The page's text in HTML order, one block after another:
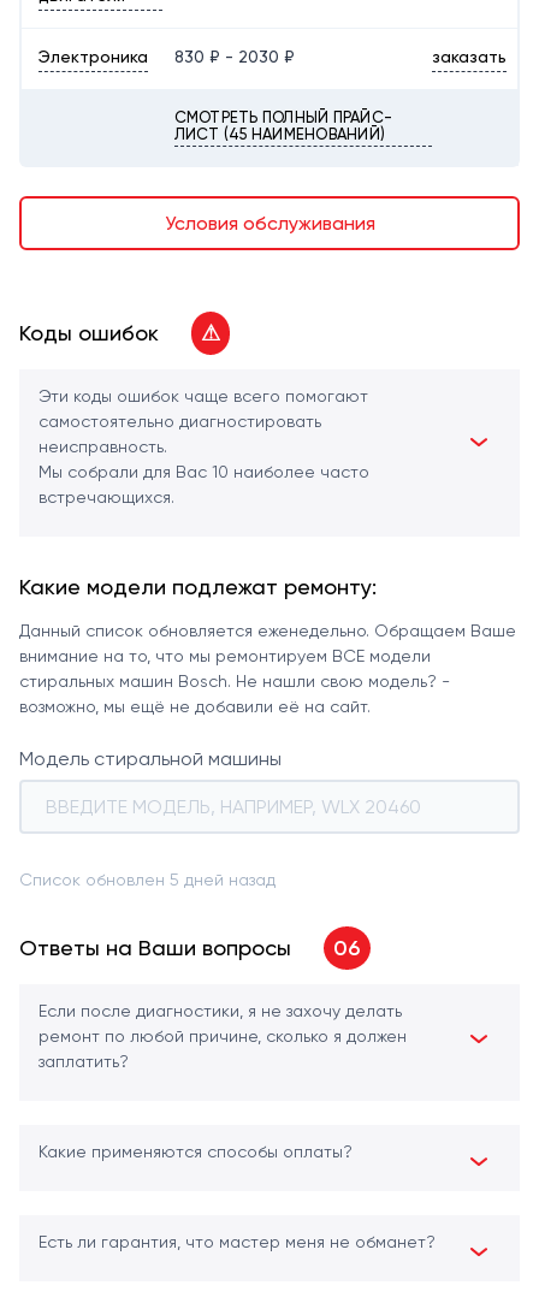
Электроника 830 ₽ - 2030 ₽ заказать
СМОТРЕТЬ ПОЛНЫЙ ПРАЙС-
ЛИСТ (45 НАИМЕНОВАНИЙ)
Условия обслуживания
Коды ошибок ⚠
Эти коды ошибок чаще всего помогают
самостоятельно диагностировать
неисправность.
Мы собрали для Вас 10 наиболее часто
встречающихся.
Какие модели подлежат ремонту:
Данный список обновляется еженедельно. Обращаем Ваше
внимание на то, что мы ремонтируем ВСЕ модели
стиральных машин Bosch. Не нашли свою модель? -
возможно, мы ещё не добавили её на сайт.
Модель стиральной машины
Список обновлен 5 дней назад
Ответы на Ваши вопросы 06
Если после диагностики, я не захочу делать
ремонт по любой причине, сколько я должен
заплатить?
Какие применяются способы оплаты?
Есть ли гарантия, что мастер меня не обманет?